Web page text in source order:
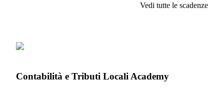
Vedi tutte le scadenze
Contabilità e Tributi Locali Academy